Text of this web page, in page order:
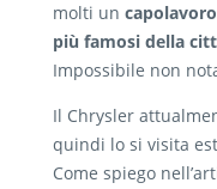
molti un
più famosi della
Impossibile non
Il Chrysler
quindi lo si visita
Come spiego